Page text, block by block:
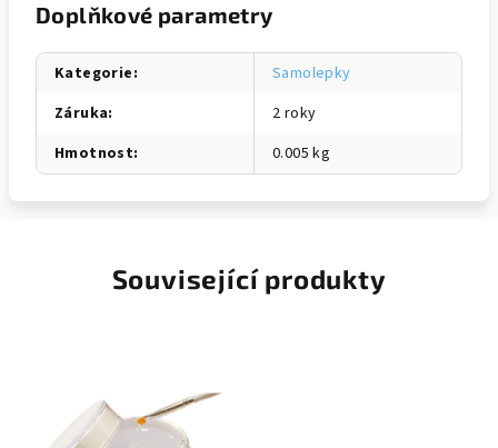
Doplňkové parametry
Kategorie:
Samolepky
Záruka:
2 roky
Hmotnost: 0.005 kg
Související produkty